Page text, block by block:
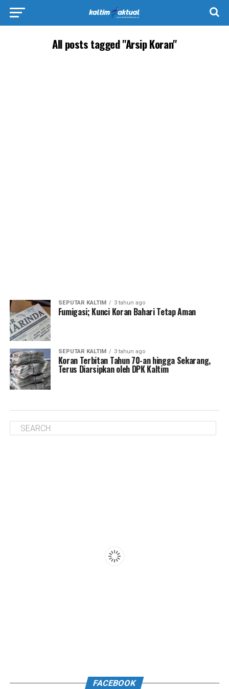
All posts tagged "Arsip Koran"
SEPUTAR KALTIM 3 tahun ago
Fumigasi; Kunci Koran Bahari Tetap Aman
SEPUTAR KALTIM 3 tahun ago
Koran Terbitan Tahun 70-an hingga Sekarang,
Terus Diarsipkan oleh DPK Kaltim
FACEBOOK